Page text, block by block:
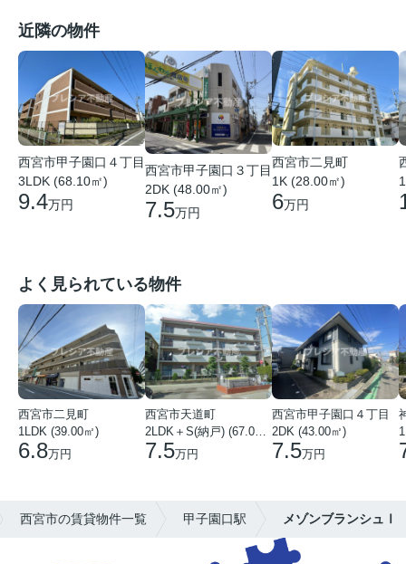
近隣の物件
西宮市甲子園口４丁目
3LDK (68.10㎡)
9.4万円
西宮市甲子園口３丁目
2DK (48.00㎡)
7.5万円
西宮市二見町
1K (28.00㎡)
6万円
よく見られている物件
西宮市二見町
1LDK (39.00㎡)
6.8万円
西宮市天道町
2LDK＋S(納戸) (67.00㎡)
7.5万円
西宮市甲子園口４丁目
2DK (43.00㎡)
7.5万円
西宮市の賃貸物件一覧 甲子園口駅 メゾンブランシュⅠ